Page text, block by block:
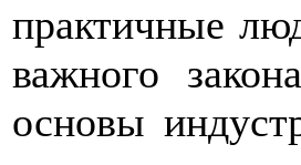
практичные
важного
основы